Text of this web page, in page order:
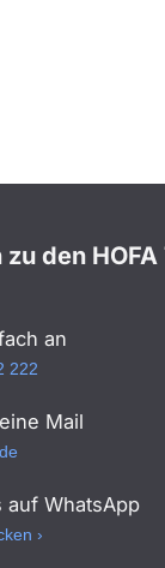
den
an
222
Mail
auf WhatsApp
›